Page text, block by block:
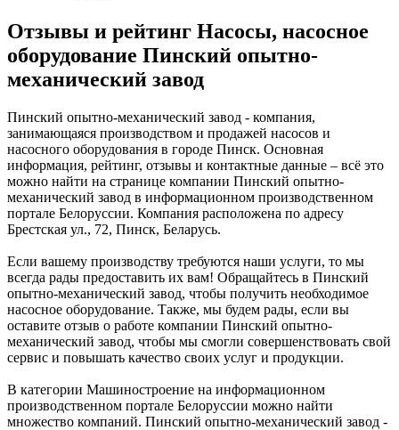
Отзывы и рейтинг Насосы, насосное
оборудование Пинский опытно-
механический завод
Пинский опытно-механический завод - компания,
занимающаяся производством и продажей насосов и
насосного оборудования в городе Пинск. Основная
информация, рейтинг, отзывы и контактные данные – всё это
можно найти на странице компании Пинский опытно-
механический завод в информационном производственном
портале Белоруссии. Компания расположена по адресу
Брестская ул., 72, Пинск, Беларусь.
Если вашему производству требуются наши услуги, то мы
всегда рады предоставить их вам! Обращайтесь в Пинский
опытно-механический завод, чтобы получить необходимое
насосное оборудование. Также, мы будем рады, если вы
оставите отзыв о работе компании Пинский опытно-
механический завод, чтобы мы смогли совершенствовать свой
сервис и повышать качество своих услуг и продукции.
В категории Машиностроение на информационном
производственном портале Белоруссии можно найти
множество компаний. Пинский опытно-механический завод -